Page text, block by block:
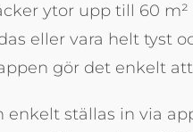
ytor upp till 60
eller vara helt tyst
gör det enkelt
enkelt ställas in via